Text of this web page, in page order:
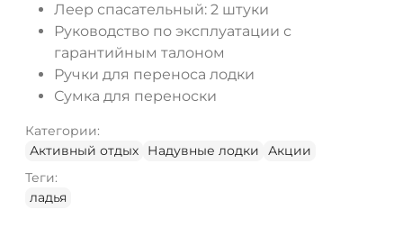
Леер спасательный: 2 штуки
Руководство по эксплуатации с
гарантийным талоном
Ручки для переноса лодки
Сумка для переноски
Категории:
Активный отдых
Надувные лодки
Акции
Теги:
ладья